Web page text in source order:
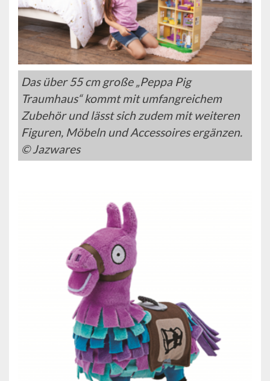
Das über 55 cm große „Peppa Pig
Traumhaus“ kommt mit umfangreichem
Zubehör und lässt sich zudem mit weiteren
Figuren, Möbeln und Accessoires ergänzen.
© Jazwares